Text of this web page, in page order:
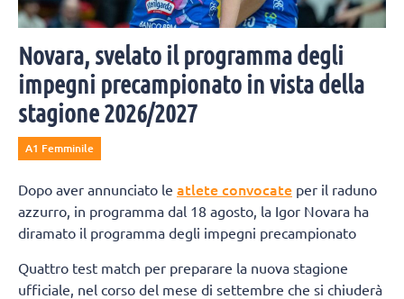
Novara, svelato il programma degli
impegni precampionato in vista della
stagione 2026/2027
A1 Femminile
Dopo aver annunciato le atlete convocate per il raduno
azzurro, in programma dal 18 agosto, la Igor Novara ha
diramato il programma degli impegni precampionato
Quattro test match per preparare la nuova stagione
ufficiale, nel corso del mese di settembre che si chiuderà